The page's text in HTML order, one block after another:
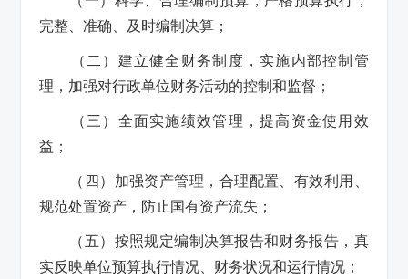
完整、准确、及时编制决算；
（二）建立健全财务制度，实施内部控制管
理，加强对行政单位财务活动的控制和监督；
（三）全面实施绩效管理，提高资金使用效
益；
（四）加强资产管理，合理配置、有效利用、
规范处置资产，防止国有资产流失；
（五）按照规定编制决算报告和财务报告，真
实反映单位预算执行情况、财务状况和运行情况；